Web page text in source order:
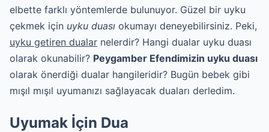
elbette farklı yöntemlerde bulunuyor. Güzel bir uyku
çekmek için uyku duası okumayı deneyebilirsiniz. Peki,
uyku getiren dualar nelerdir? Hangi dualar uyku duası
olarak okunabilir? Peygamber Efendimizin uyku duası
olarak önerdiği dualar hangileridir? Bugün bebek gibi
mışıl mışıl uyumanızı sağlayacak duaları derledim.
Uyumak İçin Dua